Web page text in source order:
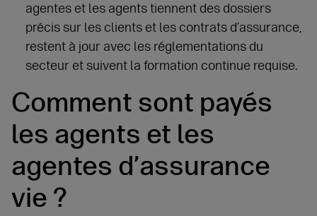
agentes et les agents tiennent des dossiers
précis sur les clients et les contrats d’assurance,
restent à jour avec les réglementations du
secteur et suivent la formation continue requise.
Comment sont payés
les agents et les
agentes d’assurance
vie ?